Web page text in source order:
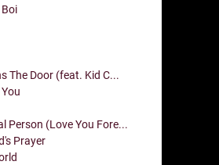
The Door (feat. Kid C...
Person (Love You Fore...
Prayer